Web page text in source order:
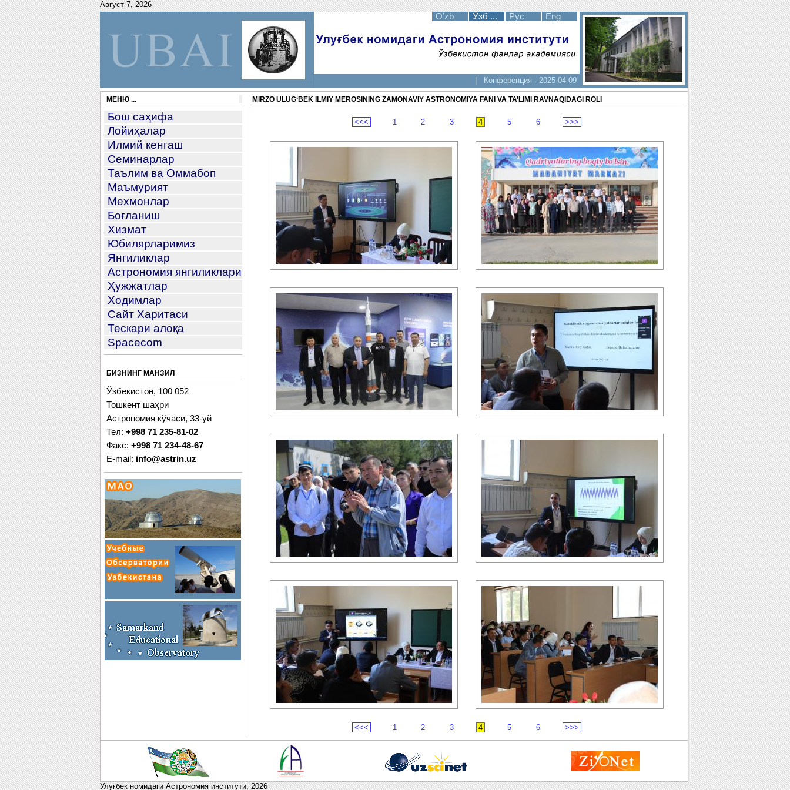
Август 7, 2026
O’zb Ўзб ... Рус Eng
Конференция - 2025-04-09
МЕНЮ ...
Бош саҳифа
Лойиҳалар
Илмий кенгаш
Семинарлар
Таълим ва Оммабоп
Маъмурият
Мехмонлар
Боғланиш
Хизмат
Юбилярларимиз
Янгиликлар
Астрономия янгиликлари
Ҳужжатлар
Ходимлар
Сайт Харитаси
Тескари алоқа
Spacecom
БИЗНИНГ МАНЗИЛ
Ўзбекистон, 100 052
Тошкент шаҳри
Астрономия кўчаси, 33-уй
Тел: +998 71 235-81-02
Факс: +998 71 234-48-67
E-mail: info@astrin.uz
MIRZO ULUG‘BEK ILMIY MEROSINING ZAMONAVIY ASTRONOMIYA FANI VA TA’LIMI RAVNAQIDAGI ROLI
<<< 1 2 3 4 5 6 >>>
<<< 1 2 3 4 5 6 >>>
Улуғбек номидаги Астрономия институти,2026